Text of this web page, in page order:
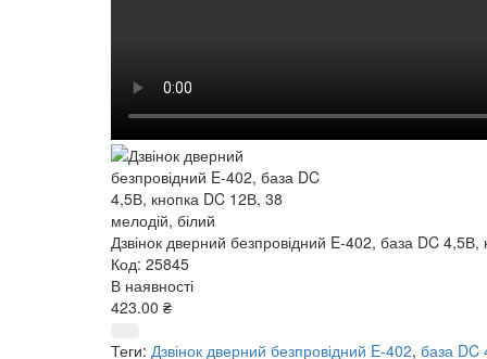
Дзвінок дверний безпровідний E-402, база DC
Код: 25845
В наявності
423.00 ₴
Теги: Дзвінок дверний безпровідний E-402, база DC